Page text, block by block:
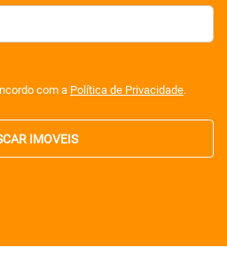
com a Política de Privacidade.
IMOVEIS